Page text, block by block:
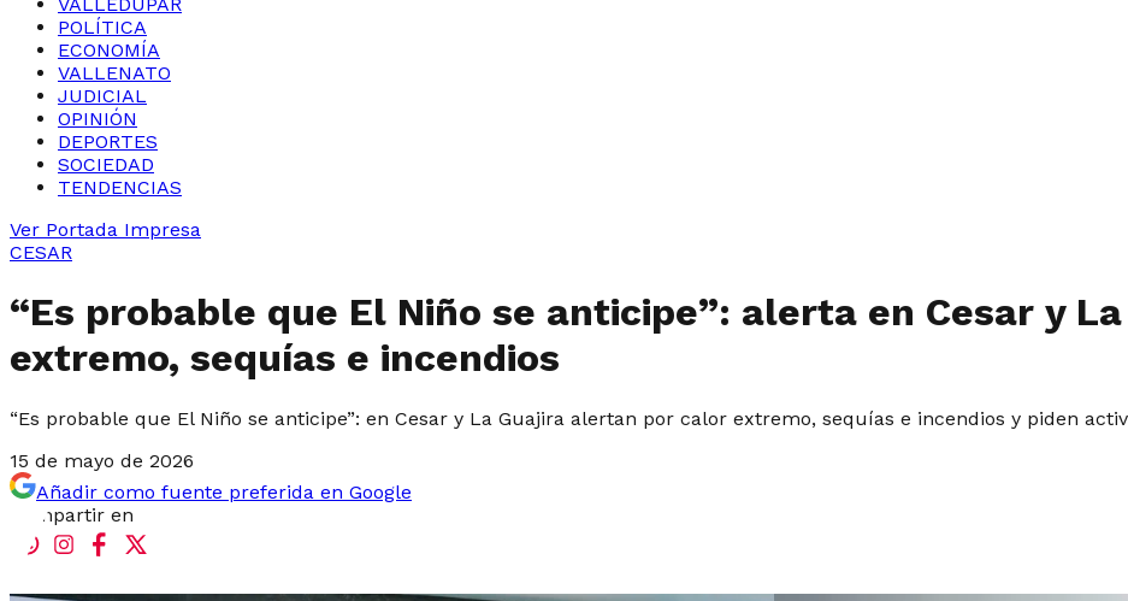
POLÍTICA
ECONOMÍA
VALLENATO
JUDICIAL
OPINIÓN
DEPORTES
SOCIEDAD
TENDENCIAS
Ver Portada Impresa
CESAR
“Es probable que El Niño se anticipe”: alerta en Cesar y
extremo, sequías e incendios
“Es probable que El Niño se anticipe”: en Cesar y La Guajira alertan por calor extremo, sequías e incendios y piden
15 de mayo de 2026
Añadir como fuente preferida en Google
Compartir en